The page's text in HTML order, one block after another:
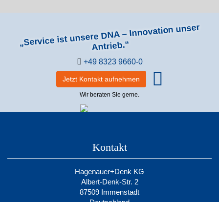
„Service ist unsere DNA – Innovation unser
Antrieb.“
+49 8323 9660-0
Jetzt Kontakt aufnehmen
Wir beraten Sie gerne.
Kontakt
Hagenauer+Denk KG
Albert-Denk-Str. 2
87509 Immenstadt